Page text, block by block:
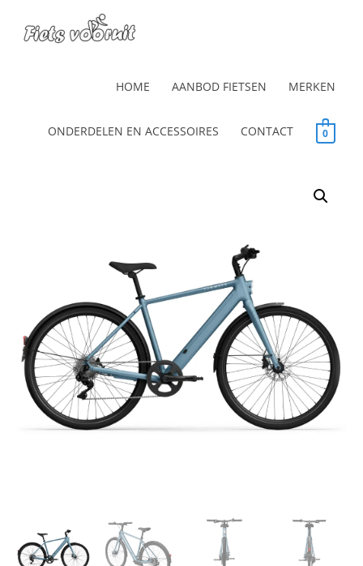
HOME AANBOD FIETSEN MERKEN
ONDERDELEN EN ACCESSOIRES CONTACT 0